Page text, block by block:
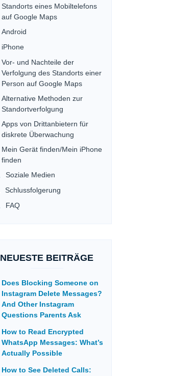
Standorts eines Mobiltelefons
auf Google Maps
Android
iPhone
Vor- und Nachteile der
Verfolgung des Standorts einer
Person auf Google Maps
Alternative Methoden zur
Standortverfolgung
Apps von Drittanbietern für
diskrete Überwachung
Mein Gerät finden/Mein iPhone
finden
Soziale Medien
Schlussfolgerung
FAQ
NEUESTE BEITRÄGE
Does Blocking Someone on
Instagram Delete Messages?
And Other Instagram
Questions Parents Ask
How to Read Encrypted
WhatsApp Messages: What’s
Actually Possible
How to See Deleted Calls: